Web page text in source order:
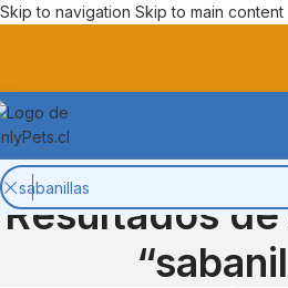
Skip to navigation Skip to main content
Resultados